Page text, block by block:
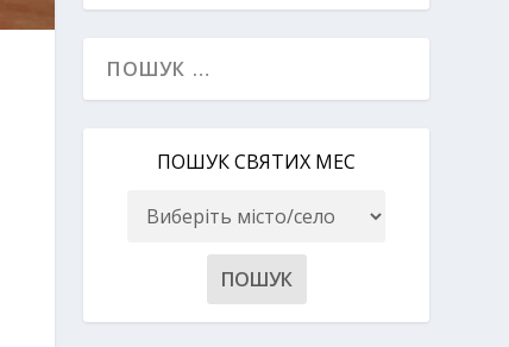
ПОШУК СВЯТИХ МЕС